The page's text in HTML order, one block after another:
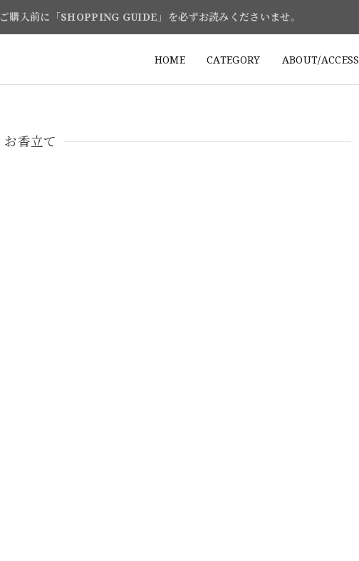
ご購入前に「SHOPPING GUIDE」を必ずお読みくださいませ。
HOME CATEGORY ABOUT/ACCESS
お香立て